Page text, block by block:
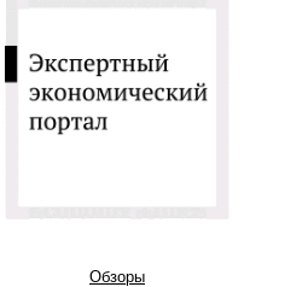
Обзоры